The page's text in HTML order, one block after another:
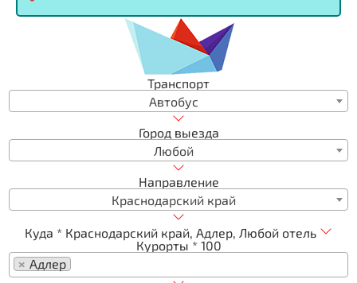
Транспорт
Автобус
Город выезда
Любой
Направление
Краснодарский край
Куда * Краснодарский край, Адлер, Любой отель
Курорты * 100
× Адлер